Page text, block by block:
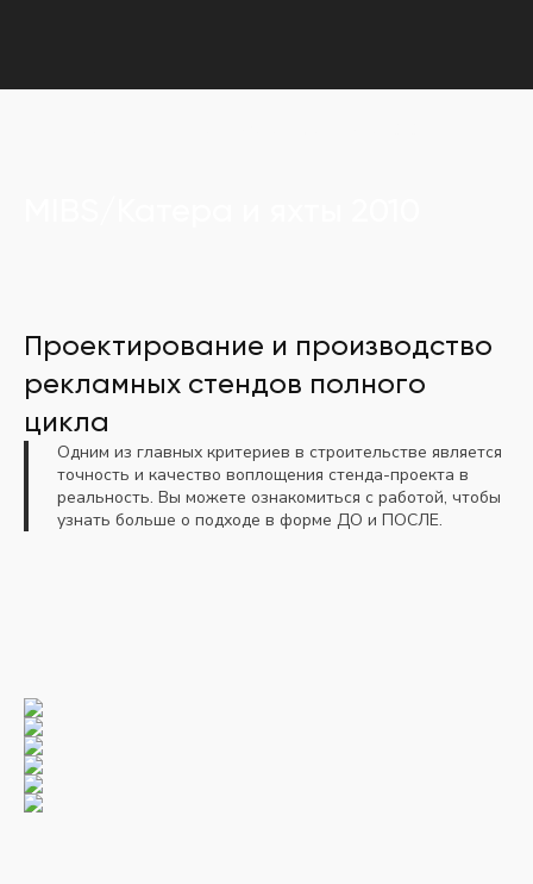
Проектирование и производство
рекламных стендов полного
цикла
Одним из главных критериев в строительстве является
точность и качество воплощения стенда-проекта в
реальность. Вы можете ознакомиться с работой, чтобы
узнать больше о подходе в форме ДО и ПОСЛЕ.